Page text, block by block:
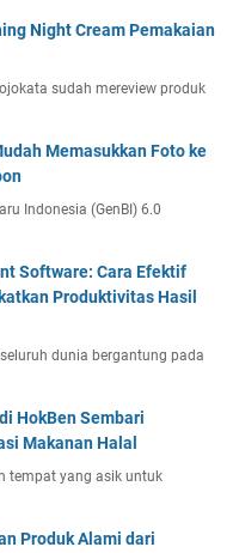
Night Cream Pemakaian
sudah mereview produk
Memasukkan Foto ke
Indonesia (GenBI) 6.0
Software: Cara Efektif
Produktivitas Hasil
dunia bergantung pada
HokBen Sembari
Makanan Halal
tempat yang asik untuk
Produk Alami dari